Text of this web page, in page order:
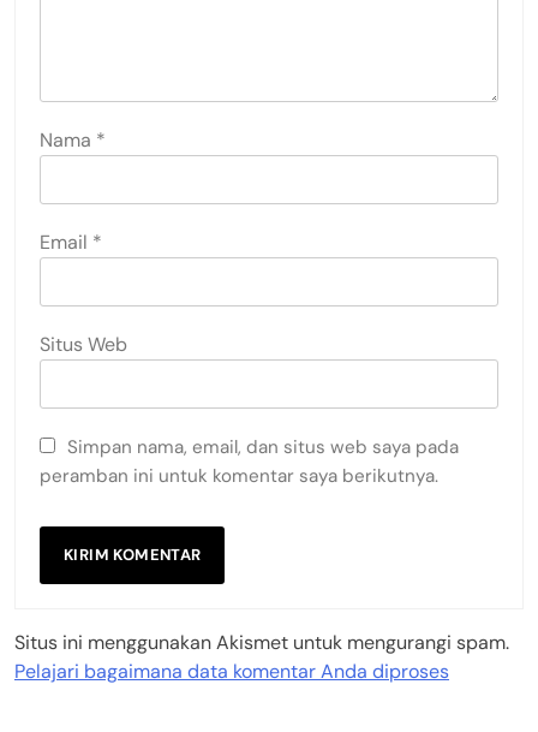
Nama *
Email *
Situs Web
Simpan nama, email, dan situs web saya pada
peramban ini untuk komentar saya berikutnya.
Situs ini menggunakan Akismet untuk mengurangi spam.
Pelajari bagaimana data komentar Anda diproses